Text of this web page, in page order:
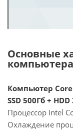
Основные
компьютера
Компьютер Core
SSD 500Гб + HDD
Процессор Intel
Охлаждение